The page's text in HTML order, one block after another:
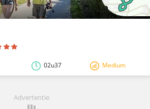
02u37 Medium
Advertentie